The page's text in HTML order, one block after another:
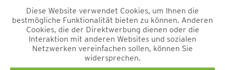
sowie Geschenkgutscheine sind vom Rabatt ausgeschlossen. Der
Rabattcode ist nicht mit anderen Aktionen oder Gutscheinen
kombinierbar. Der Mindestbestellwert beträgt 50 €
*Alle Preise verstehen sich inkl. Mehrwertsteuer und zzgl.
und ggf. Nachnahmegebühren, wenn nicht anders
beschrieben.
Diese Website verwendet Cookies, um Ihnen die
bestmögliche Funktionalität bieten zu können. Anderen
Cookies, die der Direktwerbung dienen oder die
Interaktion mit anderen Websites und sozialen
Netzwerken vereinfachen sollen, können Sie
widersprechen.